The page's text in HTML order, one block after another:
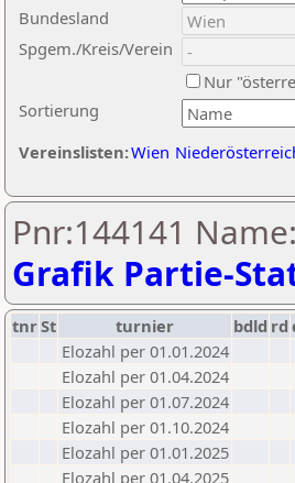
Sortierung
Bundesland
Spgem./Kreis/Verein
Nur
Vereinslisten:Wien
Pnr:144141
Grafik Partie-
tnrSt turnier bdld rd
Elozahl per 01.01.2024
Elozahl per 01.04.2024
Elozahl per 01.07.2024
Elozahl per 01.10.2024
Elozahl per 01.01.2025
Elozahl per 01.04.2025